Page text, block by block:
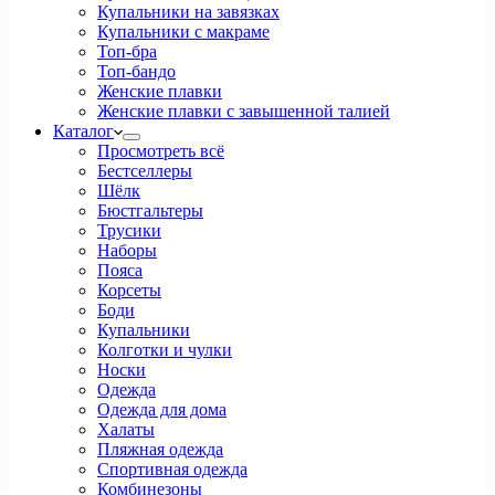
Купальники на завязках
Купальники с макраме
Топ-бра
Топ-бандо
Женские плавки
Женские плавки с завышенной талией
Каталог
Просмотреть всё
Бестселлеры
Шёлк
Бюстгальтеры
Трусики
Наборы
Пояса
Корсеты
Боди
Купальники
Колготки и чулки
Носки
Одежда
Одежда для дома
Халаты
Пляжная одежда
Спортивная одежда
Комбинезоны